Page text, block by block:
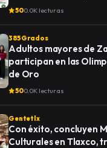
industrial
500.0K lecturas
385 Grados
Adultos mayores de
participan en las
de Oro
500.0K lecturas
Gentetlx
Con éxito, concluyen
Culturales en Tlaxco,